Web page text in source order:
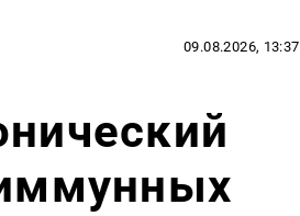
09.08.2026, 13:37